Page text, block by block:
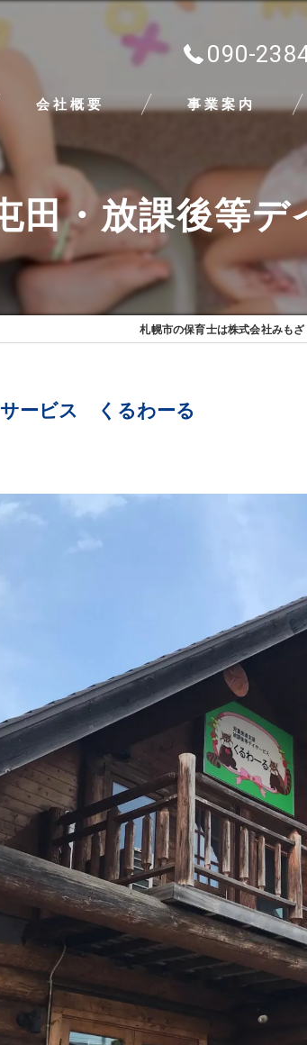
090-
会社概要
代表挨拶
ビジョン
求める人物像
事業案内
田・放課後等
札幌市の保育士は株式会社みもざ
サービス くるわーる